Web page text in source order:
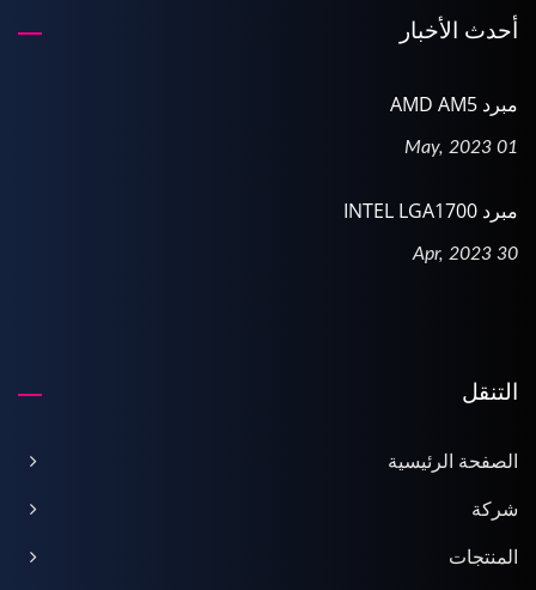
أحدث الأخبار
مبرد AMD AM5
01 May, 2023
مبرد INTEL LGA1700
30 Apr, 2023
التنقل
الصفحة الرئيسية
شركة
المنتجات